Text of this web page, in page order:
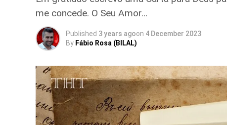
me concede. O Seu Amor…
Published 3 years agoon 4 December 2023
By Fábio Rosa (BILAL)